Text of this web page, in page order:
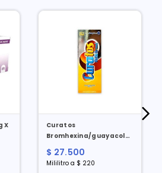
X
Curatos
Bromhexina/guayacolato
Jarabe X 125 Ml
$ 27.500
Mililitro a $ 220